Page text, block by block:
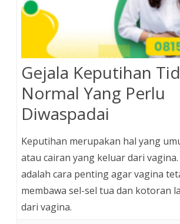
Gejala Keputihan
Normal Yang Perlu
Diwaspadai
Keputihan merupakan hal yang
atau cairan yang keluar dari
adalah cara penting agar vagina
membawa sel-sel tua dan kotoran
dari vagina.